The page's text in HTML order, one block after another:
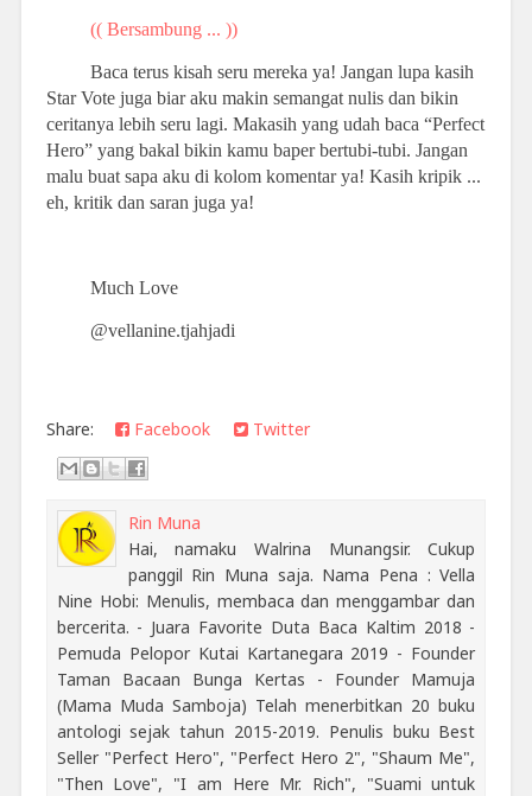
(( Bersambung ... ))
Baca terus kisah seru mereka ya! Jangan lupa kasih
Star Vote juga biar aku makin semangat nulis dan bikin
ceritanya lebih seru lagi. Makasih yang udah baca “Perfect
Hero” yang bakal bikin kamu baper bertubi-tubi. Jangan
malu buat sapa aku di kolom komentar ya! Kasih kripik ...
eh, kritik dan saran juga ya!
Much Love
@vellanine.tjahjadi
Share: Facebook Twitter
Rin Muna
Hai, namaku Walrina Munangsir. Cukup
panggil Rin Muna saja. Nama Pena : Vella
Nine Hobi: Menulis, membaca dan menggambar dan
bercerita. - Juara Favorite Duta Baca Kaltim 2018 -
Pemuda Pelopor Kutai Kartanegara 2019 - Founder
Taman Bacaan Bunga Kertas - Founder Mamuja
(Mama Muda Samboja) Telah menerbitkan 20 buku
antologi sejak tahun 2015-2019. Penulis buku Best
Seller "Perfect Hero", "Perfect Hero 2", "Shaum Me",
"Then Love", "I am Here Mr. Rich", "Suami untuk